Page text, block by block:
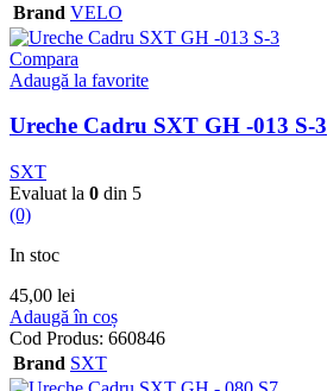
Brand VELO
Compara
Adaugă la favorite
Ureche Cadru SXT GH -013 S-3
SXT
Evaluat la 0 din 5
(0)
In stoc
45,00 lei
Adaugă în coș
Cod Produs: 660846
Brand SXT